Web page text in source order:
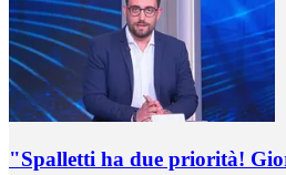
"Spalletti ha due priorità!